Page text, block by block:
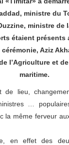
ministre du
ministre de
étaient présents
cérémonie, Aziz
l’Agriculture et
maritime.
de lieu,
…
la même ferveur
en effet des